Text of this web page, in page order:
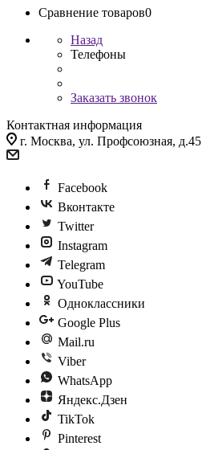
Сравнение товаров0
Назад
Телефоны
Заказать звонок
Контактная информация
г. Москва, ул. Профсоюзная, д.45
Facebook
Вконтакте
Twitter
Instagram
Telegram
YouTube
Одноклассники
Google Plus
Mail.ru
Viber
WhatsApp
Яндекс.Дзен
TikTok
Pinterest